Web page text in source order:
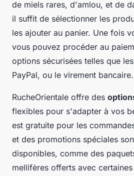
de miels rares, d'amlou, et de
il suffit de sélectionner les
les ajouter au panier. Une fois
vous pouvez procéder au
options sécurisées telles que
PayPal, ou le virement bancaire.
RucheOrientale offre des
flexibles pour s'adapter à vos
est gratuite pour les
et des promotions spéciales
disponibles, comme des
mellifères offerts avec